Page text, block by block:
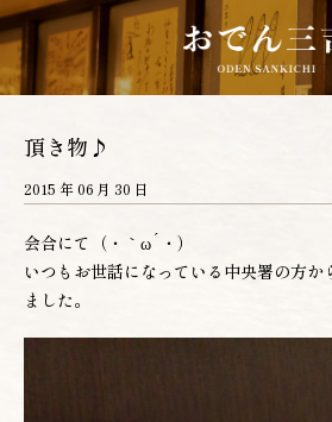
三吉について
お品書き
頂き物♪
2015 年 06 月 30 日
会合にて（・｀ω´・）
いつもお世話になっている中央署の方か
ました。